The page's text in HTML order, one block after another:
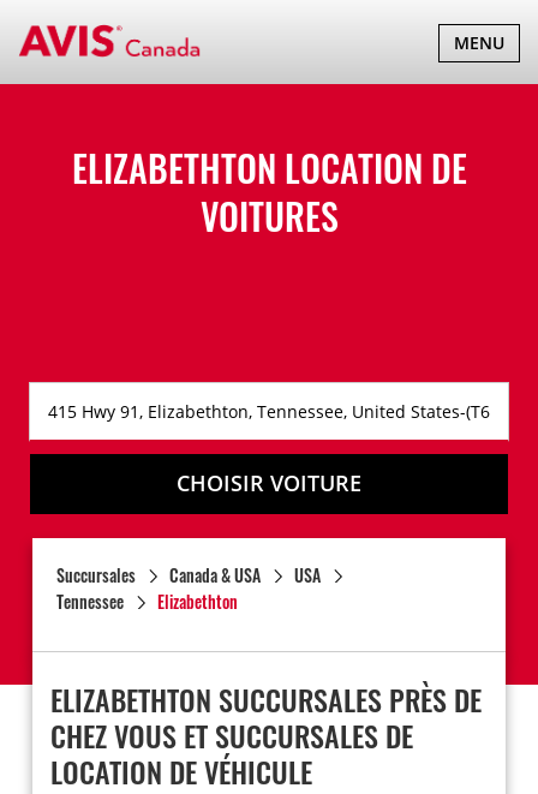
BASCULER
LA
MENU
ELIZABETHTON LOCATION DE
VOITURES
CHOISIR VOITURE
Succursales Canada & USA
USA
Tennessee
Elizabethton
ELIZABETHTON SUCCURSALES PRÈS DE
CHEZ VOUS ET SUCCURSALES DE
LOCATION DE VÉHICULE